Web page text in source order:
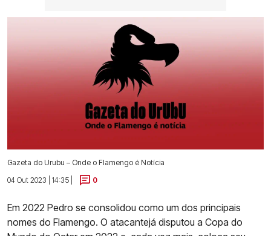
Gazeta do Urubu – Onde o Flamengo é Notícia
04 Out 2023 | 14:35 |
0
Em 2022 Pedro se consolidou como um dos principais
nomes do Flamengo. O atacantejá disputou a Copa do